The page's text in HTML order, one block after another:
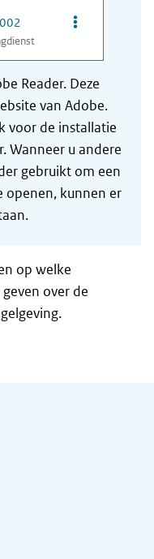
Opties van
Reader. Deze
van Adobe.
voor de installatie
Wanneer u andere
gebruikt om een
openen, kunnen er
op welke
over de